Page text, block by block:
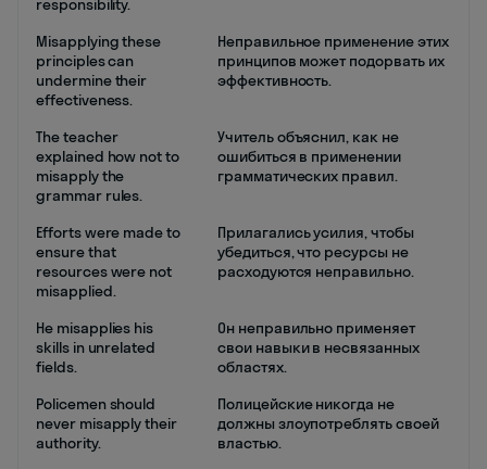
responsibility.
Misapplying these
principles can
undermine their
effectiveness.
Неправильное применение этих
принципов может подорвать их
эффективность.
The teacher
explained how not to
misapply the
grammar rules.
Учитель объяснил, как не
ошибиться в применении
грамматических правил.
Efforts were made to
ensure that
resources were not
misapplied.
Прилагались усилия, чтобы
убедиться, что ресурсы не
расходуются неправильно.
He misapplies his
skills in unrelated
fields.
Он неправильно применяет
свои навыки в несвязанных
областях.
Policemen should
never misapply their
authority.
Полицейские никогда не
должны злоупотреблять своей
властью.